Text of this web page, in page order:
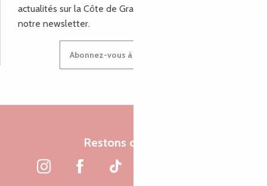
actualités sur la Côte de Granit Rose, inscrivez-vous à
notre newsletter.
Abonnez-vous à notre newsletter
Restons connectés